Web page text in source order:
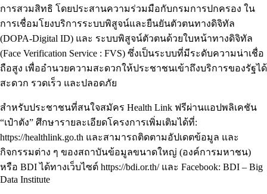
การสวมสิทธิ โดยประสานความร่วมมือกับกรมการปกครอง ใน
การเชื่อมโยงบริการระบบพิสูจน์และยืนยันตัวตนทางดิจิทัล
(DOPA-Digital ID) และ ระบบพิสูจน์ตัวตนด้วยใบหน้าทางดิจิทัล
(Face Verification Service : FVS) ซึ่งเป็นระบบที่มีระดับความน่าเชื่อ
ถือสูง เพื่ออำนวยความสะดวกให้ประชาชนเข้าถึงบริการของรัฐได้
สะดวก รวดเร็ว และปลอดภัย
สำหรับประชาชนที่สนใจสมัคร Health Link ฟรีผ่านแอปพลิเคชัน
“เป๋าตัง” ศึกษารายละเอียดโครงการเพิ่มเติมได้ที่:
https://healthlink.go.th และสามารถติดตามอัปเดตข้อมูล และ
กิจกรรมต่าง ๆ ของสถาบันข้อมูลขนาดใหญ่ (องค์การมหาชน)
หรือ BDI ได้ทางเว็บไซต์ https://bdi.or.th/ และ Facebook: BDI – Big
Data Institute